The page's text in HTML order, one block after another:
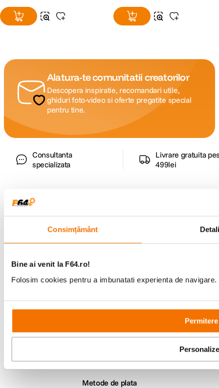
Consimțământ
Bine ai venit la F64.ro!
Folosim cookies pentru a imbunatati experienta de
Alatura-te comunitatii creatorilor
Descopera inspiratie, recomandari utile,
ghiduri foto-video si oferte pregatite special
pentru tine.
Consultanta
specializata
Livrare gratuita
499lei
Service si garantii
Metode de plata